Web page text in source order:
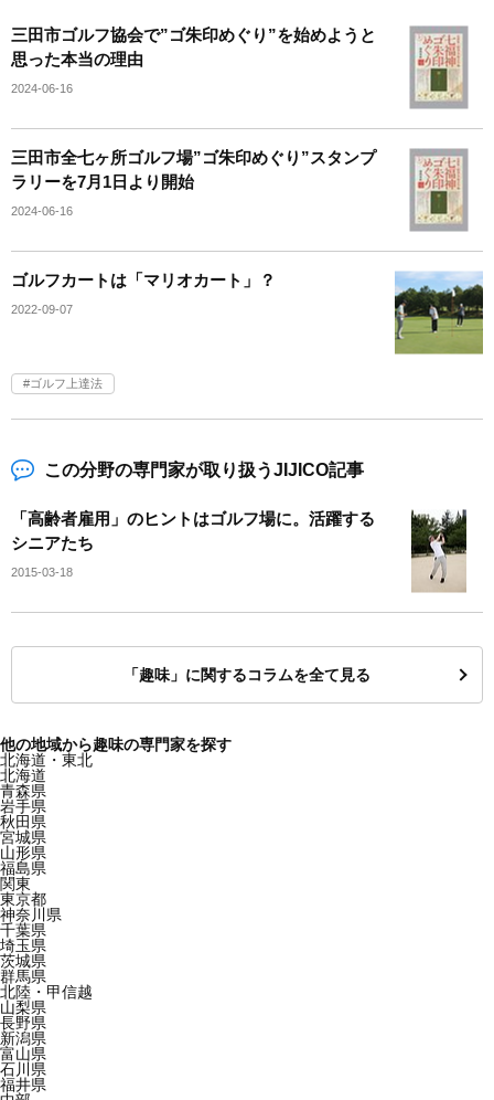
三田市ゴルフ協会で”ゴ朱印めぐり”を始めようと
思った本当の理由
2024-06-16
三田市全七ヶ所ゴルフ場”ゴ朱印めぐり”スタンプ
ラリーを7月1日より開始
2024-06-16
ゴルフカートは「マリオカート」？
2022-09-07
ゴルフ上達法
この分野の専門家が取り扱うJIJICO記事
「高齢者雇用」のヒントはゴルフ場に。活躍する
シニアたち
2015-03-18
「趣味」に関するコラムを全て見る
他の地域から趣味の専門家を探す
北海道・東北
北海道
青森県
岩手県
秋田県
宮城県
山形県
福島県
関東
東京都
神奈川県
千葉県
埼玉県
茨城県
群馬県
北陸・甲信越
山梨県
長野県
新潟県
富山県
石川県
福井県